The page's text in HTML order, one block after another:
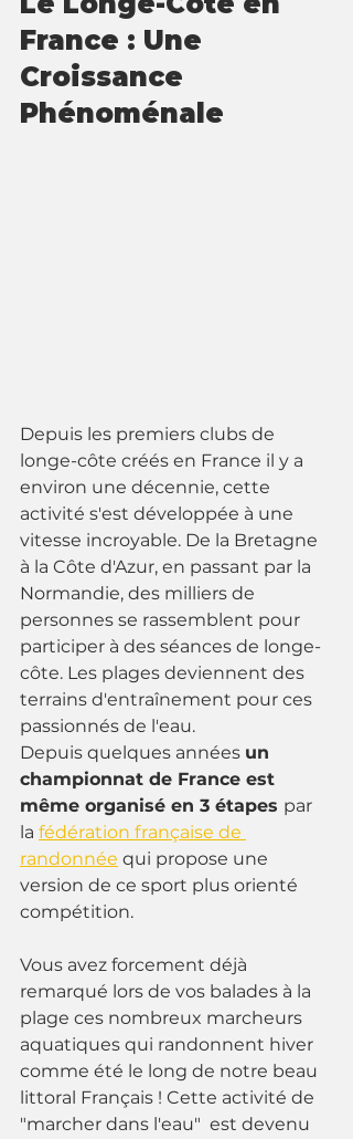
France : Une
Croissance
Phénoménale
Depuis les premiers clubs de
longe-côte créés en France il y a
environ une décennie, cette
activité s'est développée à une
vitesse incroyable. De la Bretagne
à la Côte d'Azur, en passant par la
Normandie, des milliers de
personnes se rassemblent pour
participer à des séances de longe-
côte. Les plages deviennent des
terrains d'entraînement pour ces
passionnés de l'eau.
Depuis quelques années un
championnat de France est
même organisé en 3 étapes par
la fédération française de
randonnée qui propose une
version de ce sport plus orienté
compétition.
Vous avez forcement déjà
remarqué lors de vos balades à la
plage ces nombreux marcheurs
aquatiques qui randonnent hiver
comme été le long de notre beau
littoral Français ! Cette activité de
"marcher dans l'eau"  est devenu